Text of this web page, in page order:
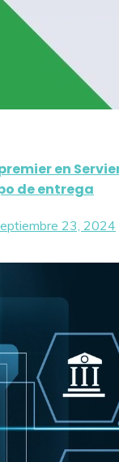
en
de entrega
23, 2024